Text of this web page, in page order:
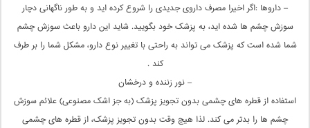
– داروها :اگر اخیرا مصرف داروی جدیدی را شروع کرده اید و به طور ناگهانی دچار
سوزش چشم ها شده اید، به پزشک خود بگویید. شاید این دارو باعث سوزش چشم
شما شده است که پزشک می تواند به راحتی با تغییر نوع دارو، مشکل شما را بر طرف
کند .
– نور زننده و درخشان
استفاده از قطره های چشمی بدون تجویز پزشک (به جز اشک مصنوعی) علائم سوزش
چشم ها را بدتر می کند. لذا هیچ وقت بدون تجویز پزشک، از قطره های چشمی